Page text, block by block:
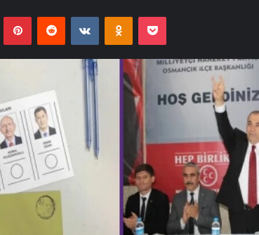
PinterestReddit VKontakteOdnoklassniki
Pocket